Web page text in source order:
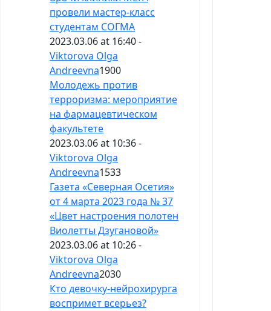
провели мастер-класс
студентам СОГМА
2023.03.06 at 16:40 -
Viktorova Olga
Andreevna1900
Молодежь против
терроризма: мероприятие
на фармацевтическом
факультете
2023.03.06 at 10:36 -
Viktorova Olga
Andreevna1533
Газета «Северная Осетия»
от 4 марта 2023 года № 37
«Цвет настроения полотен
Виолетты Дзугановой»
2023.03.06 at 10:26 -
Viktorova Olga
Andreevna2030
Кто девочку-нейрохирурга
воспримет всерьез?